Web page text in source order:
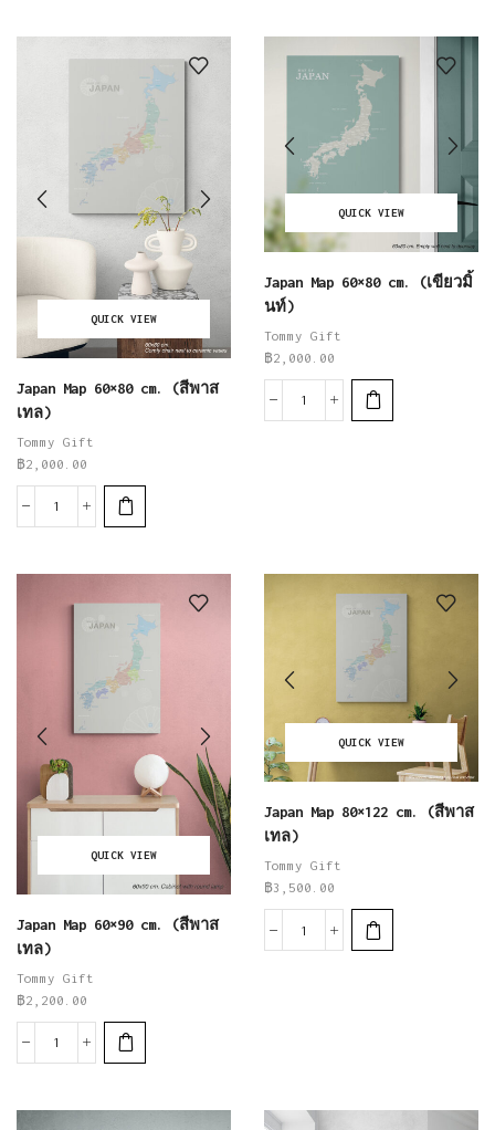
QUICK VIEW
Japan Map 60×80 cm. (สีพาส
เทล)
Tommy Gift
฿2,000.00
QUICK VIEW
Japan Map 60×80 cm. (เขียวมิ้
นท์)
Tommy Gift
฿2,000.00
QUICK VIEW
Japan Map 60×90 cm. (สีพาส
เทล)
Tommy Gift
฿2,200.00
QUICK VIEW
Japan Map 80×122 cm. (สีพาส
เทล)
Tommy Gift
฿3,500.00